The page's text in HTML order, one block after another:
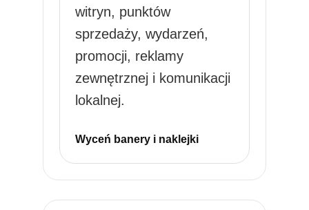
witryn, punktów
sprzedaży, wydarzeń,
promocji, reklamy
zewnętrznej i komunikacji
lokalnej.
Wyceń banery i naklejki